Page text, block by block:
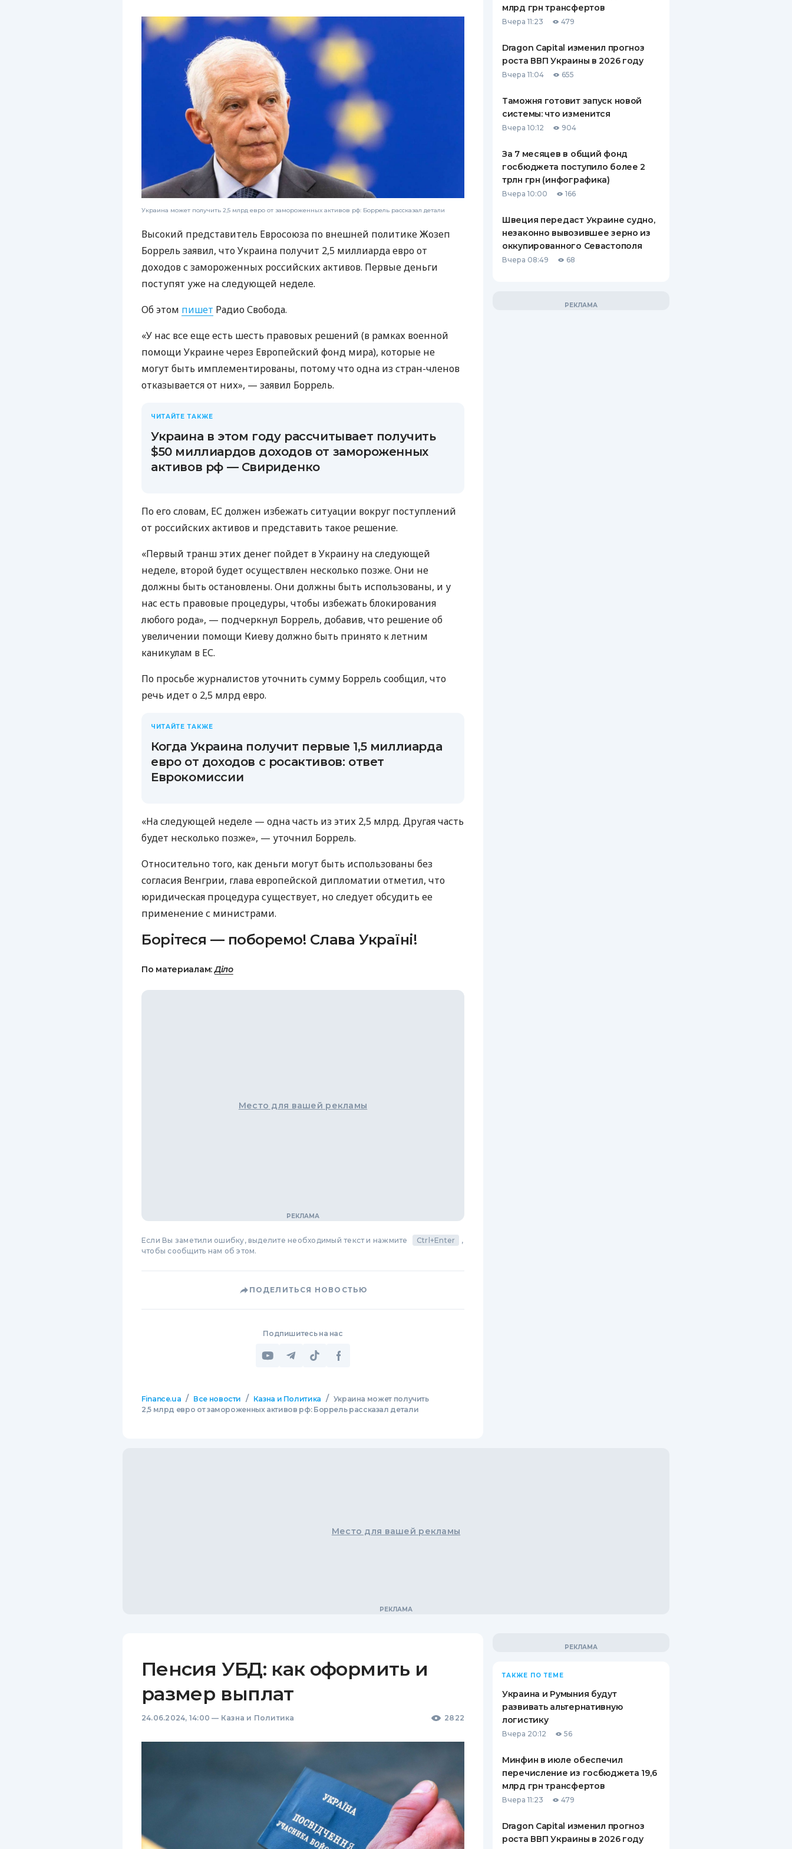
ЕЖЕМЕСЯЧНЫЙ ОБЗОР
ПУТЕВОДИТЕЛИ ПО
ВСЕ СТРАХОВЫЕ ПОЛИСЫ
СТРАХОВЫЕ КОМПАНИИ
ОТЗЫВЫ О СТРАХОВЫХ
КОМПАНИЯХ
КОНТАКТЫ
Украина может получить 2,5 млрд евро от замороженных активов рф: Боррель рассказал детали
Высокий представитель Евросоюза по внешней политике Жозеп
Боррель заявил, что Украина получит 2,5 миллиарда евро от
доходов с замороженных российских активов. Первые деньги
поступят уже на следующей неделе.
Об этом пишет Радио Свобода.
«У нас все еще есть шесть правовых решений (в рамках военной
помощи Украине через Европейский фонд мира), которые не
могут быть имплементированы, потому что одна из стран-членов
отказывается от них», — заявил Боррель.
ЧИТАЙТЕ ТАКЖЕ
Украина в этом году рассчитывает получить
$50 миллиардов доходов от замороженных
активов рф — Свириденко
По его словам, ЕС должен избежать ситуации вокруг поступлений
от российских активов и представить такое решение.
«Первый транш этих денег пойдет в Украину на следующей
неделе, второй будет осуществлен несколько позже. Они не
должны быть остановлены. Они должны быть использованы, и у
нас есть правовые процедуры, чтобы избежать блокирования
любого рода», — подчеркнул Боррель, добавив, что решение об
увеличении помощи Киеву должно быть принято к летним
каникулам в ЕС.
По просьбе журналистов уточнить сумму Боррель сообщил, что
речь идет о 2,5 млрд евро.
ЧИТАЙТЕ ТАКЖЕ
Когда Украина получит первые 1,5 миллиарда
евро от доходов с росактивов: ответ
Еврокомиссии
«На следующей неделе — одна часть из этих 2,5 млрд. Другая часть
будет несколько позже», — уточнил Боррель.
Относительно того, как деньги могут быть использованы без
согласия Венгрии, глава европейской дипломатии отметил, что
юридическая процедура существует, но следует обсудить ее
применение с министрами.
Борітеся — поборемо! Слава Україні!
По материалам:Діло
Место для вашей рекламы
Если Вы заметили ошибку, выделите необходимый текст и нажмите Ctrl+Enter
,
чтобы сообщить нам об этом.
ПОДЕЛИТЬСЯ НОВОСТЬЮ
Подпишитесь на нас
Finance.ua / Все новости / Казна и Политика / Украина может получить
2,5 млрд евро от замороженных активов рф: Боррель рассказал детали
млрд грн трансфертов
Вчера 11:23 479
Dragon Capital изменил прогноз
роста ВВП Украины в 2026 году
Вчера 11:04 655
Таможня готовит запуск новой
системы: что изменится
Вчера 10:12 904
За 7 месяцев в общий фонд
госбюджета поступило более 2
трлн грн (инфографика)
Вчера 10:00 166
Швеция передаст Украине судно,
незаконно вывозившее зерно из
оккупированного Севастополя
Вчера 08:49 68
Место для вашей рекламы
Пенсия УБД: как оформить и
размер выплат
24.06.2024, 14:00 — Казна и Политика 2822
ТАКЖЕ ПО ТЕМЕ
Украина и Румыния будут
развивать альтернативную
логистику
Вчера 20:12 56
Минфин в июле обеспечил
перечисление из госбюджета 19,6
млрд грн трансфертов
Вчера 11:23 479
Dragon Capital изменил прогноз
роста ВВП Украины в 2026 году